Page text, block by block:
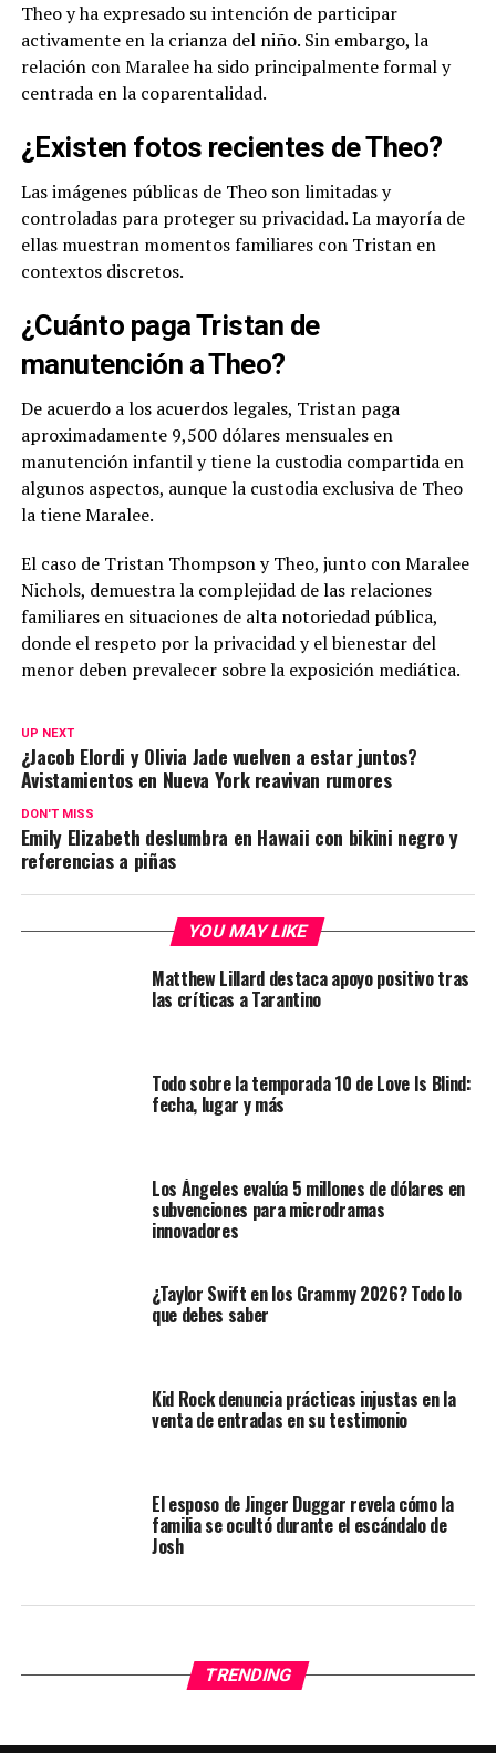
Theo y ha expresado su intención de participar
activamente en la crianza del niño. Sin embargo, la
relación con Maralee ha sido principalmente formal y
centrada en la coparentalidad.
¿Existen fotos recientes de Theo?
Las imágenes públicas de Theo son limitadas y
controladas para proteger su privacidad. La mayoría de
ellas muestran momentos familiares con Tristan en
contextos discretos.
¿Cuánto paga Tristan de
manutención a Theo?
De acuerdo a los acuerdos legales, Tristan paga
aproximadamente 9,500 dólares mensuales en
manutención infantil y tiene la custodia compartida en
algunos aspectos, aunque la custodia exclusiva de Theo
la tiene Maralee.
El caso de Tristan Thompson y Theo, junto con Maralee
Nichols, demuestra la complejidad de las relaciones
familiares en situaciones de alta notoriedad pública,
donde el respeto por la privacidad y el bienestar del
menor deben prevalecer sobre la exposición mediática.
UP NEXT
¿Jacob Elordi y Olivia Jade vuelven a estar juntos?
Avistamientos en Nueva York reavivan rumores
DON'T MISS
Emily Elizabeth deslumbra en Hawaii con bikini negro y
referencias a piñas
YOU MAY LIKE
Matthew Lillard destaca apoyo positivo tras
las críticas a Tarantino
Todo sobre la temporada 10 de Love Is Blind:
fecha, lugar y más
Los Ángeles evalúa 5 millones de dólares en
subvenciones para microdramas
innovadores
¿Taylor Swift en los Grammy 2026? Todo lo
que debes saber
Kid Rock denuncia prácticas injustas en la
venta de entradas en su testimonio
El esposo de Jinger Duggar revela cómo la
familia se ocultó durante el escándalo de
Josh
TRENDING